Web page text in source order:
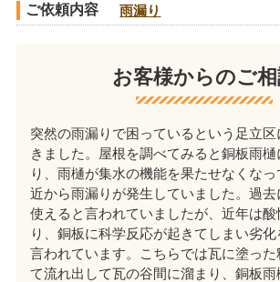
ご依頼内容 雨漏り
お客様からのご
突然の雨漏りで困っているという足立区
きました。屋根を調べてみると銅板雨
り、雨樋が集水の機能を果たせなくな
近から雨漏りが発生していました。過
使えると言われていましたが、近年は
り、銅板に科学反応が起きてしまい劣化
言われています。こちらでは瓦に塗った
て流れ出して瓦の谷間に溜まり、銅板雨